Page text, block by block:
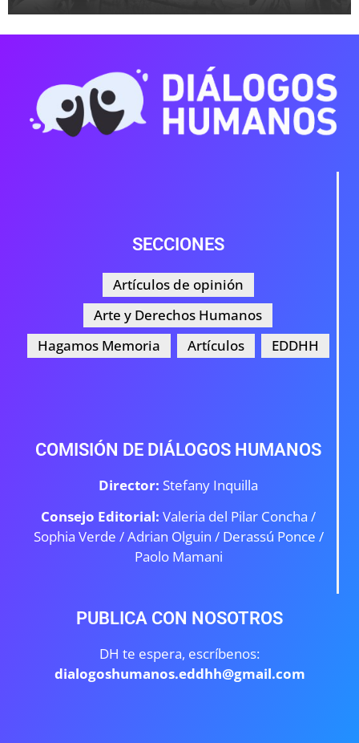
SECCIONES
Artículos de opinión
Arte y Derechos Humanos
Hagamos Memoria
Artículos EDDHH
COMISIÓN DE DIÁLOGOS HUMANOS
Director: Stefany Inquilla
Consejo Editorial: Valeria del Pilar Concha /
Sophia Verde /Adrian Olguin / Derassú Ponce /
Paolo Mamani
PUBLICA CON NOSOTROS
DH te espera, escríbenos:
dialogoshumanos.eddhh@gmail.com